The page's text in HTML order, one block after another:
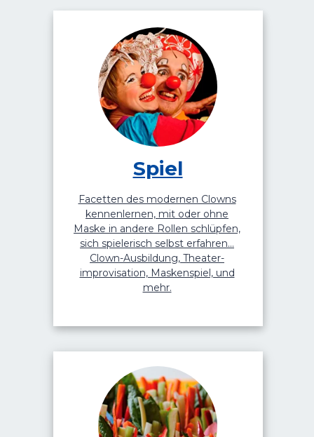
Facetten des modernen Clowns
kennenlernen, mit oder ohne
Maske in andere Rollen schlüpfen,
sich spielerisch selbst erfahren…
Clown-Ausbildung, Theater-
improvisation, Maskenspiel, und
mehr.
Spiel